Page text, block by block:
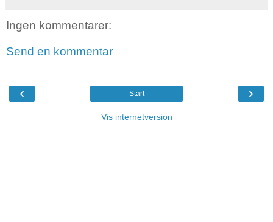
Ingen kommentarer:
Send en kommentar
‹ ›
Start
Vis internetversion